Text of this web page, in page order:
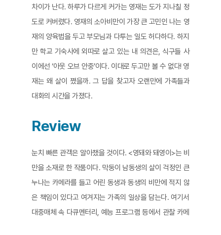
차이가 난다. 하루가 다르게 커가는 영재는 도가 지나칠 정
도로 커버렸다. 영재의 소아비만이 가장 큰 고민인 나는 영
재의 양육법을 두고 부모님과 다투는 일도 허다하다. 하지
만 학교 기숙사에 외따로 살고 있는 내 의견은, 식구들 사
이에선 ‘아웃 오브 안중’이다. 이대로 두고만 볼 수 없다! 영
재는 왜 살이 쪘을까. 그 답을 찾고자 오랜만에 가족들과
대화의 시간을 가졌다.
Review
눈치 빠른 관객은 알아챘을 것이다. <영돼와 돼영이>는 비
만을 소재로 한 작품이다. 막둥이 남동생의 살이 걱정인 큰
누나는 카메라를 들고 어린 동생과 동생의 비만에 적지 않
은 책임이 있다고 여겨지는 가족의 일상을 담는다. 여기서
대중매체 속 다큐멘터리, 예능 프로그램 등에서 관찰 카메